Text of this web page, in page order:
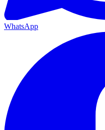
WhatsApp